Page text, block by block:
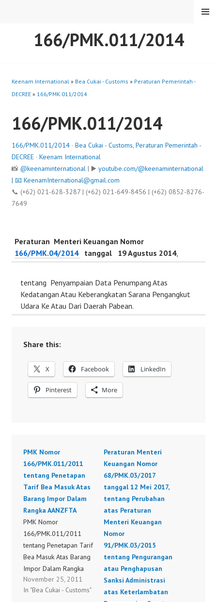
166/PMK.011/2014
MENU
Keenam International » Bea Cukai - Customs » Peraturan Pemerintah -
DECREE » 166/PMK.011/2014
166/PMK.011/2014
166/PMK.011/2014 · Bea Cukai - Customs, Peraturan Pemerintah -
DECREE · Keenam International
📸 @keenaminternational | ▶️ youtube.com/@keenaminternational
| 📧 KeenamInternational@gmail.com
📞 (+62) 021-628-3287 | (+62) 021-649-8456 | (+62) 0852-8276-
7649
Peraturan Menteri Keuangan Nomor
166/PMK.04/2014 tanggal 19 Agustus 2014,
tentang Penyampaian Data Penumpang Atas
Kedatangan Atau Keberangkatan Sarana Pengangkut
Udara Ke Atau Dari Daerah Pabean.
Share this:
X Facebook LinkedIn
Pinterest More
PMK Nomor
166/PMK.011/2011
tentang Penetapan
Tarif Bea Masuk Atas
Barang Impor Dalam
Rangka AANZFTA
PMK Nomor
166/PMK.011/2011
tentang Penetapan Tarif
Bea Masuk Atas Barang
Impor Dalam Rangka
AANZFTA Dalam rangka
meningkatkan kerjasama
November 25, 2011
In "Bea Cukai - Customs"
Peraturan Menteri
Keuangan Nomor
68/PMK.03/2017
tanggal 12 Mei 2017,
tentang Perubahan
atas Peraturan
Menteri Keuangan
Nomor
91/PMK.03/2015
tentang Pengurangan
atau Penghapusan
Sanksi Administrasi
atas Keterlambatan